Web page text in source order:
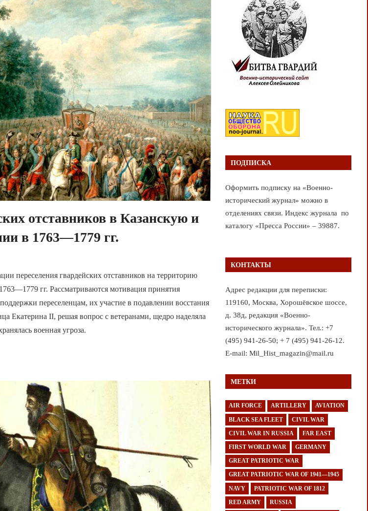
отставников в Казанскую и
в 1763—1779 гг.
переселения гвардейских отставников на территорию
гг. Рассматриваются мотивация принятия
переселенцам, их участие в подавлении восстания
Екатерина II, решая вопрос с ветеранами, щедро наделяла
военная угроза.
ПОДПИСКА
Оформить подписку на «Военно-
исторический журнал» можно в
отделениях связи. Индекс журнала по
каталогу «Пресса России» – 39887.
КОНТАКТЫ
Адрес редакции для переписки:
119160, Москва, Хорошёвское шоссе,
д. 38д, редакция «Военно-
исторического журнала». Тел.: +7
(495) 941-26-50; + 7 (495) 941-26-12.
E-mail: Mil_Hist_magazin@mail.ru
МЕТКИ
AIR FORCE ARTILLERY AVIATION
BLACK SEA FLEET CIVIL WAR
CIVIL WAR IN RUSSIA FAR EAST
FIRST WORLD WAR GERMANY
GREAT PATRIOTIC WAR
GREAT PATRIOTIC WAR OF 1941—1945
NAVY PATRIOTIC WAR OF 1812
RED ARMY RUSSIA